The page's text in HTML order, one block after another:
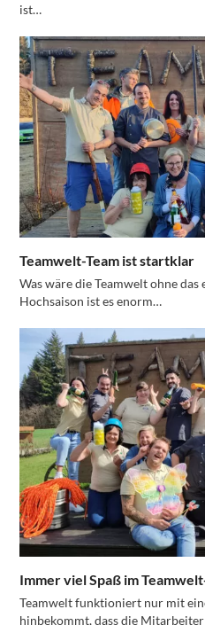
ist…
Teamwelt-Team ist startklar
Was wäre die Teamwelt ohne das
Hochsaison ist es enorm…
Immer viel Spaß im
Teamwelt funktioniert nur mit
hinbekommt, dass die